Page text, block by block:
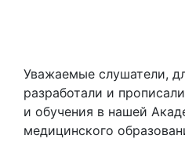
Уважаемые слушатели,
разработали и
и обучения в нашей
медицинского